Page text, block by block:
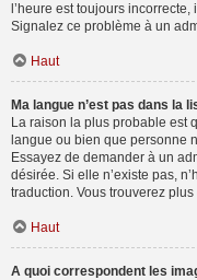
l’heure est toujours
Signalez ce problème à un
Haut
Ma langue n’est pas dans la
La raison la plus probable est
langue ou bien que personne
Essayez de demander à un
désirée. Si elle n’existe pas,
traduction. Vous trouverez
Haut
A quoi correspondent les